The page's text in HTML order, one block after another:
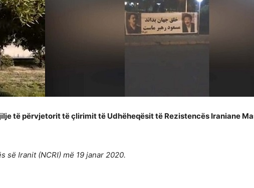
të përvjetorit të çlirimit të Udhëheqësit të Rezistencës Iraniane
së Iranit (NCRI) më 19 janar 2020.